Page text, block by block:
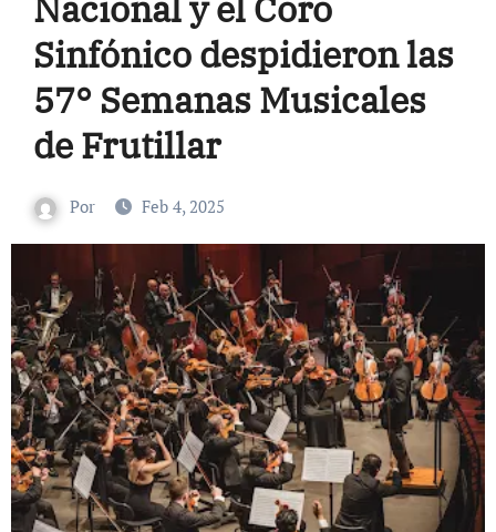
Sinfónico despidieron las
57° Semanas Musicales
de Frutillar
Por Feb 4, 2025